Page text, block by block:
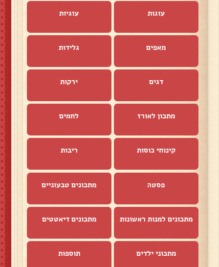
עוגות עוגיות
מאפים גלידות
דגים ירקות
מתכון לאורז לחמים
קינוחי כוסות ריבות
פסטה מתכונים טבעוניים
מתכונים למנות ראשונות מתכונים דיאטטים
מתכוני ילדים תוספות